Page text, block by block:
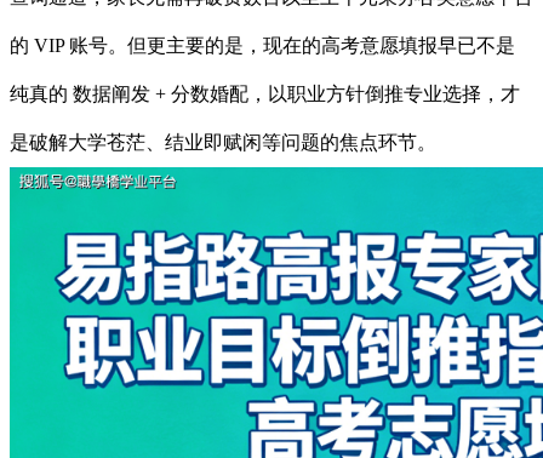
的 VIP 账号。但更主要的是，现在的高考意愿填报早已不是
纯真的 数据阐发 + 分数婚配，以职业方针倒推专业选择，才
是破解大学苍茫、结业即赋闲等问题的焦点环节。